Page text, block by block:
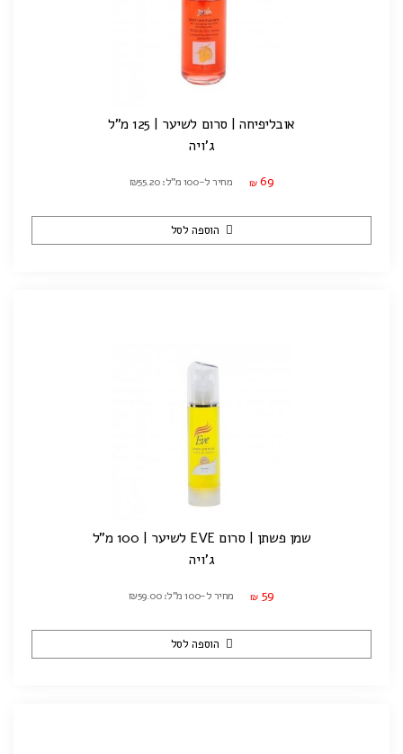
אובליפיחה | סרום לשיער | 125 מ"ל
ג'ויה
₪ 69 מחיר ל-100 מ"ל: ₪55.20
הוספה לסל
שמן פשתן | סרום EVE לשיער | 100 מ"ל
ג'ויה
₪ 59 מחיר ל-100 מ"ל: ₪59.00
הוספה לסל